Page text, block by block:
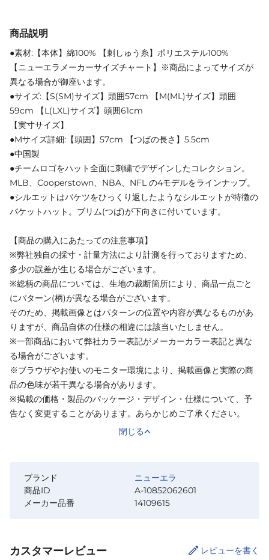
商品説明
●素材:【本体】綿100% 【刺しゅう糸】ポリエステル100%
【ニューエラメーカーサイズチャート】※商品によってサイズが
異なる場合が御座います。
●サイズ:【S(SM)サイズ】頭囲57cm 【M(ML)サイズ】頭囲
59cm 【L(LXL)サイズ】頭囲61cm
【実寸サイズ】
●Mサイズ詳細:【頭囲】57cm 【つばの長さ】5.5cm
●中国製
●チームロゴをハット全面に刺繍でデザインしたコレクション。
MLB、Cooperstown、NBA、NFL の4モデルをラインナップ。
●シルエットはバケツをひっくり返したようなシルエットが特徴の
バケットハット。ブリム(つば)が下向きに付いています。
【商品の購入にあたっての注意事項】
※弊社独自の採寸・計量方法により計測を行っておりますため、
多少の誤差が生じる場合がございます。
※総柄の商品については、生地の裁断箇所により、商品一点ごと
にパターン(柄)が異なる場合がございます。
そのため、掲載画像とはパターンの位置や内容が異なるものがあ
りますが、商品自体の仕様の相違には該当いたしません。
※一部商品において弊社カラー表記がメーカーカラー表記と異な
る場合がございます。
※ブラウザやお使いのモニター環境により、掲載画像と実際の商
品の色味が若干異なる場合があります。
※掲載の価格・製品のパッケージ・デザイン・仕様について、予
告なく変更することがあります。あらかじめご了承ください。
閉じる
ブランド
ニューエラ
商品ID
A-10852062601
メーカー品番
14109615
カスタマーレビュー レビューを書く